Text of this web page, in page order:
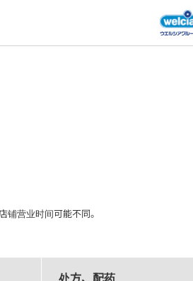
营业时间可能不同。
处方、配药